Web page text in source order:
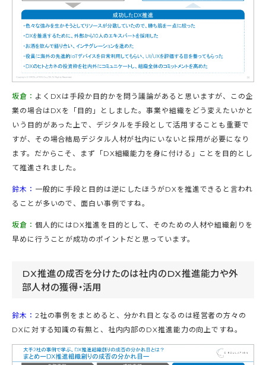
坂倉： よくDXは手段か目的かを問う議論があると思いますが、この企
業の場合はDXを「目的」としました。事業や組織をどう変えたいかと
いう目的があった上で、デジタルを手段として活用することも重要で
すが、その場合結局デジタル人材が社内にいないと採用が必要になり
ます。だからこそ、まず「DX組織能力を身に付ける」ことを目的とし
て推進されました。
鈴木： 一般的に手段と目的は逆にしたほうがDXを推進できると言われ
ることが多いので、面白い事例ですね。
坂倉： 個人的にはDX推進を目的として、そのための人材や組織創りを
早めに行うことが成功のポイントだと思っています。
DX推進の成否を分けたのは社内のDX推進能力や外
部人材の獲得・活用
鈴木： 2社の事例をまとめると、分かれ目となるのは経営者の方々の
DXに対する知識の有無と、社内内部のDX推進能力の向上ですね。